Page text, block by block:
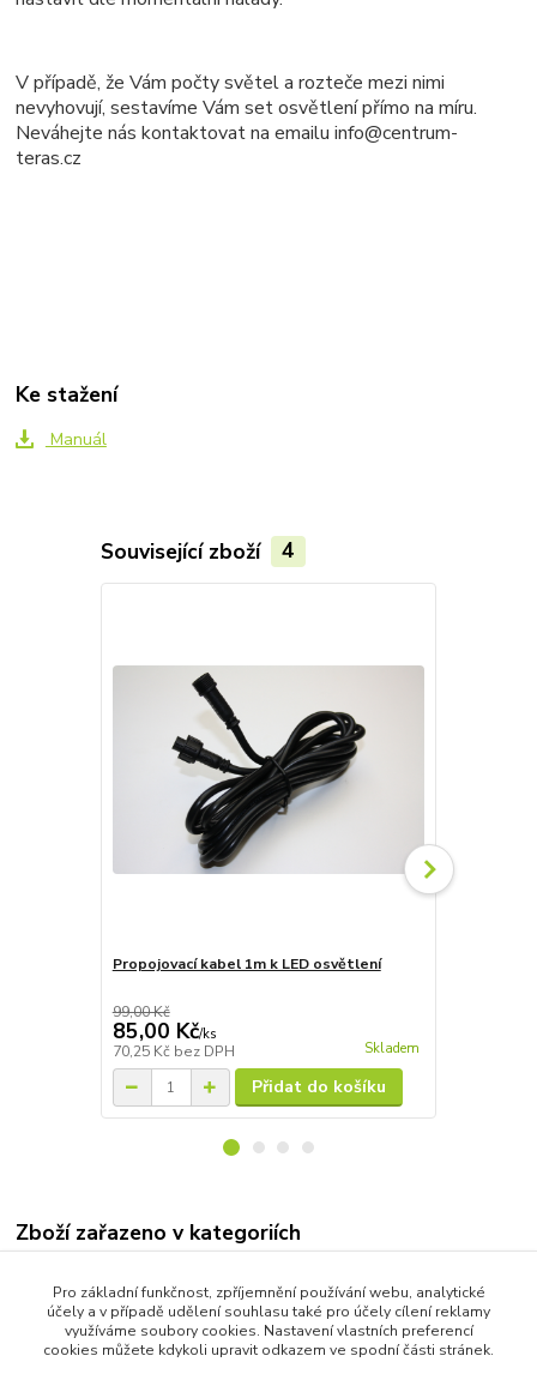
V případě, že Vám počty světel a rozteče mezi nimi
nevyhovují, sestavíme Vám set osvětlení přímo na míru.
Neváhejte nás kontaktovat na emailu info@centrum-
teras.cz
Ke stažení
Manuál
Související zboží 4
Propojovací kabel 1m k LED osvětlení
99,00 Kč
85,00 Kč/ks
70,25 Kč bez DPH Skladem
Přidat do košíku
Zboží zařazeno v kategoriích
Kulaté LED osvětlení 57mm
Neutrální bílá
Pro základní funkčnost, zpříjemnění používání webu, analytické
účely a v případě udělení souhlasu také pro účely cílení reklamy
využíváme soubory cookies. Nastavení vlastních preferencí
cookies můžete kdykoli upravit odkazem ve spodní části stránek.